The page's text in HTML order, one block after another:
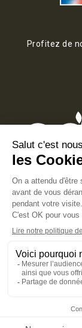
Profitez de